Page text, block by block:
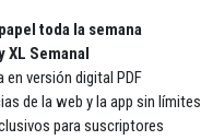
toda la semana
XL Semanal
en versión digital PDF
de la web y la app sin límites
para suscriptores